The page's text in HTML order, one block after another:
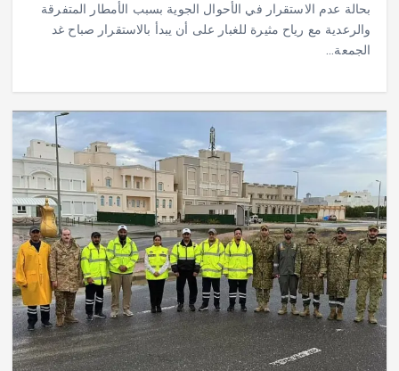
بحالة عدم الاستقرار في الأحوال الجوية بسبب الأمطار المتفرقة
والرعدية مع رياح مثيرة للغبار على أن يبدأ بالاستقرار صباح غد
الجمعة…